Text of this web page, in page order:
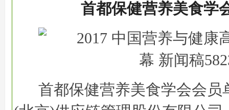
首都保健营养美食学
首都保健营养美食学会会员